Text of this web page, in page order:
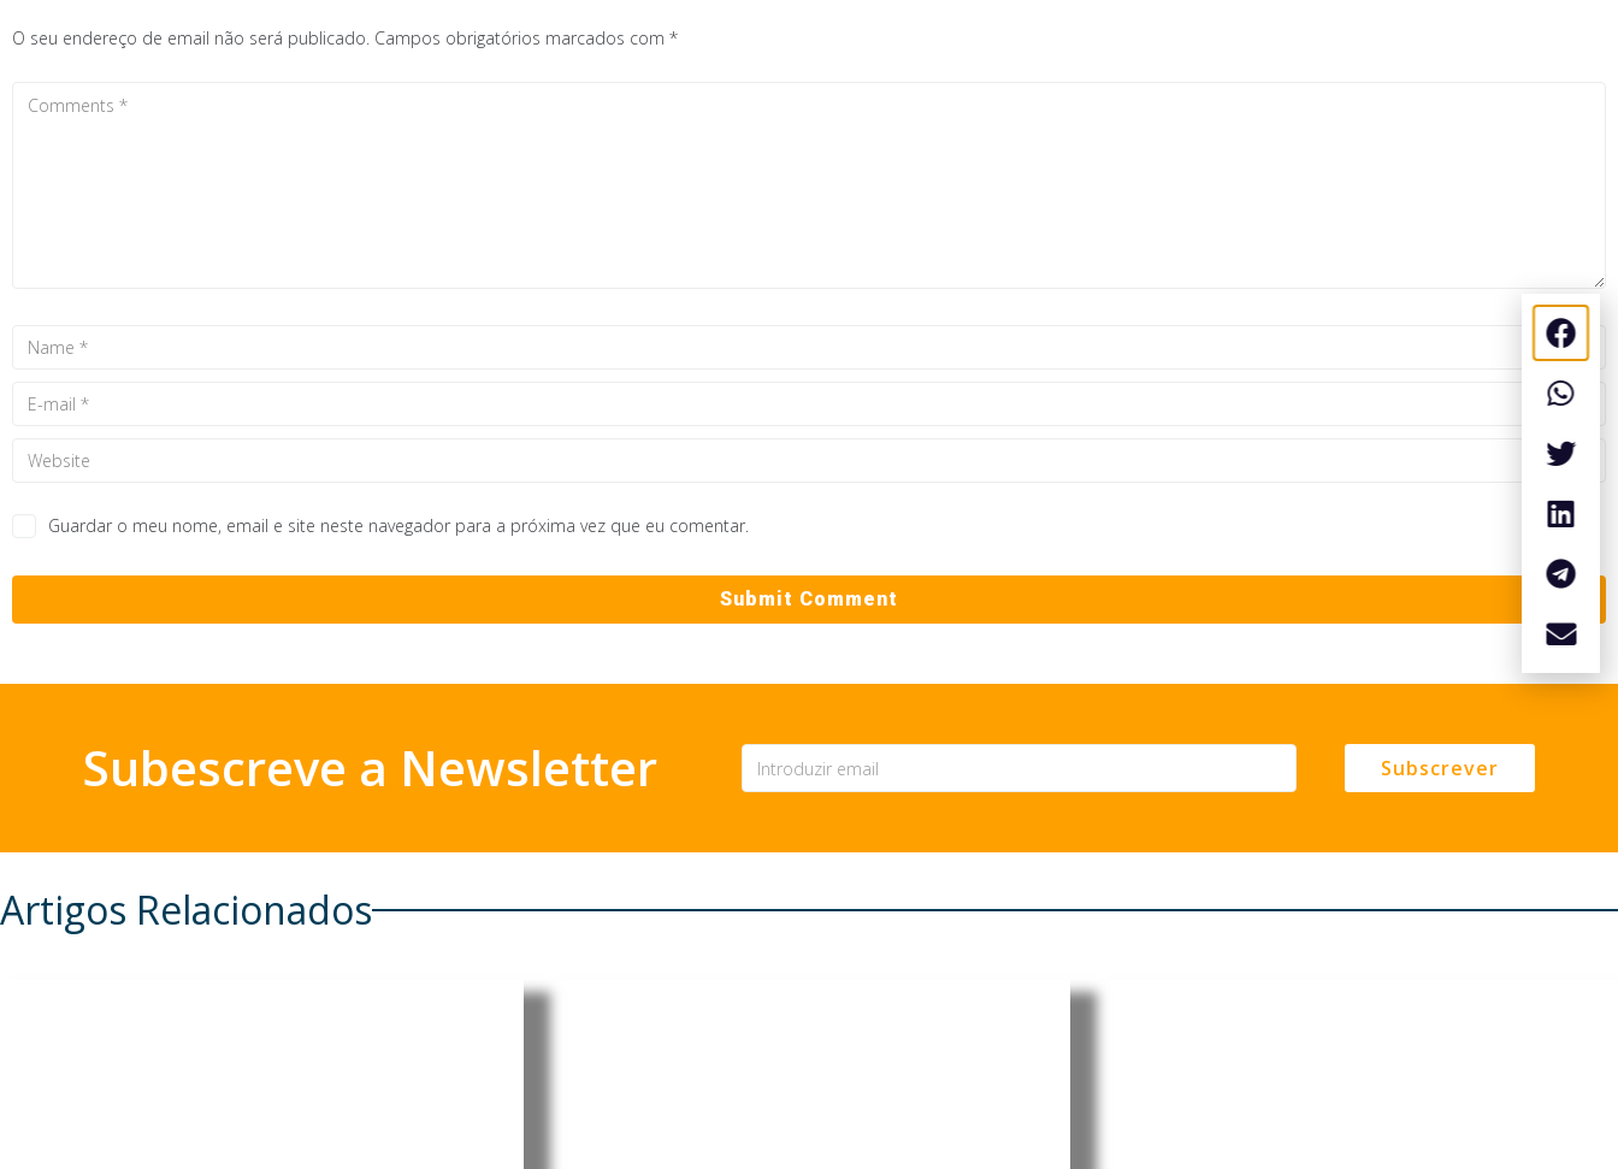
O seu endereço de email não será publicado. Campos obrigatórios marcados com *
Guardar o meu nome, email e site neste navegador para a próxima vez que eu comentar.
Subescreve a Newsletter Subscrever
Artigos Relacionados